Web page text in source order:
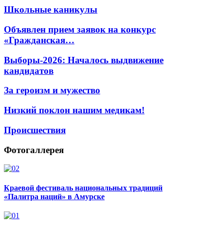
Школьные каникулы
Объявлен прием заявок на конкурс
«Гражданская…
Выборы-2026: Началось выдвижение
кандидатов
За героизм и мужество
Низкий поклон нашим медикам!
Происшествия
Фотогаллерея
Краевой фестиваль национальных традиций
«Палитра наций» в Амурске